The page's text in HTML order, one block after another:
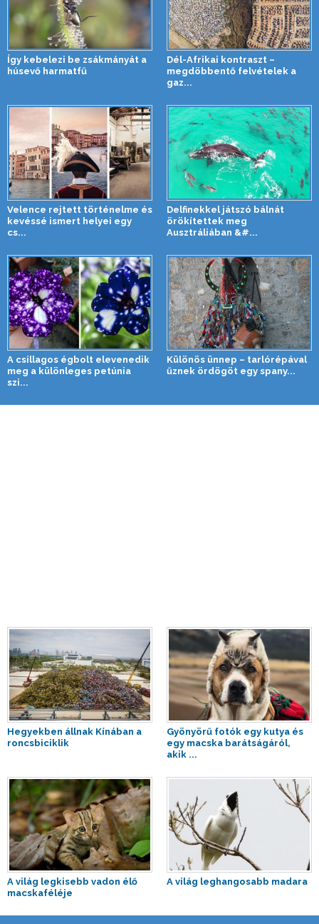
Így kebelezi be zsákmányát a
húsevő harmatfű
Dél-Afrikai kontraszt –
megdöbbentő felvételek a
gaz...
Velence rejtett történelme és
kevéssé ismert helyei egy
cs...
Delfinekkel játszó bálnát
örökítettek meg
Ausztráliában &#...
A csillagos égbolt elevenedik
meg a különleges petúnia
szi...
Különös ünnep – tarlórépával
űznek ördögöt egy spany...
Hegyekben állnak Kínában a
roncsbiciklik
Gyönyörű fotók egy kutya és
egy macska barátságáról,
akik ...
A világ legkisebb vadon élő
macskaféléje
A világ leghangosabb madara